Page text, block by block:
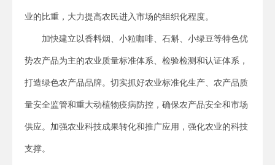
业的比重，大力提高农民进入市场的组织化程度。
加快建立以香料烟、小粒咖啡、石斛、小绿豆等特色优
势农产品为主的农业质量标准体系、检验检测和认证体系，
打造绿色农产品品牌。切实抓好农业标准化生产、农产品质
量安全监管和重大动植物疫病防控，确保农产品安全和市场
供应。加强农业科技成果转化和推广应用，强化农业的科技
支撑。